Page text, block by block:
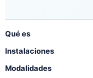
Qué es
Instalaciones
Modalidades